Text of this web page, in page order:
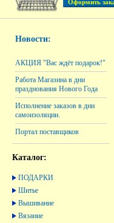
Новости:
АКЦИЯ "Вас ждёт подарок!"
Работа Магазина в дни
празднования Нового Года
Исполнение заказов в дни
самоизоляции.
Портал поставщиков
Каталог:
ПОДАРКИ
Шитье
Вышивание
Вязание